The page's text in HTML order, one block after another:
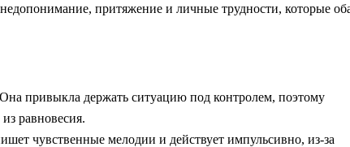
притяжение и личные трудности, которые
привыкла держать ситуацию под контролем, поэтому
равновесия.
чувственные мелодии и действует импульсивно, из-за